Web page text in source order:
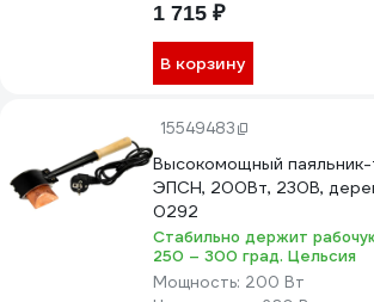
1 715 ₽
В корзину
15549483
Высокомощный паяльник-
ЭПСН, 200Вт, 230В,
0292
Стабильно держит
250 – 300 град. Цельсия
Мощность: 200 Вт